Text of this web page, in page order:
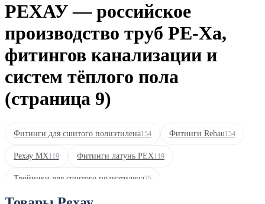
РЕХАУ — российское
производство труб PE-Xa,
фитингов канализации и
систем тёплого пола
(страница 9)
Фитинги для сшитого полиэтилена154 Фитинги Rehau154
Рехау MX119 Фитинги латунь PEX119
Тройники для сшитого полиэтилена75
Панели смыва Рехау NOVAFLOW